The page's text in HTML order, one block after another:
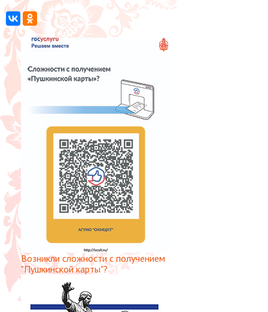
Возникли сложности с получением
"Пушкинской карты"?